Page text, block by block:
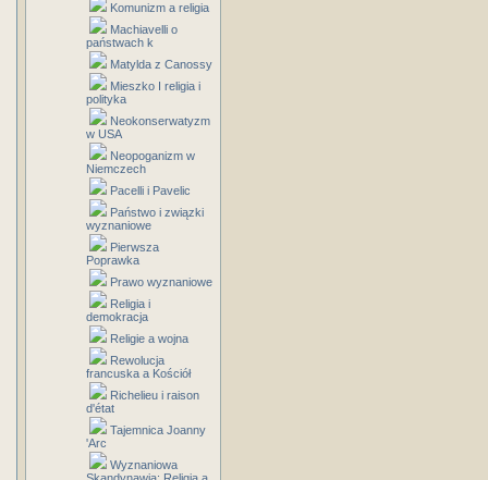
Komunizm a religia
Machiavelli o
państwach k
Matylda z Canossy
Mieszko I religia i
polityka
Neokonserwatyzm
w USA
Neopoganizm w
Niemczech
Pacelli i Pavelic
Państwo i związki
wyznaniowe
Pierwsza
Poprawka
Prawo wyznaniowe
Religia i
demokracja
Religie a wojna
Rewolucja
francuska a Kościół
Richelieu i raison
d'état
Tajemnica Joanny
'Arc
Wyznaniowa